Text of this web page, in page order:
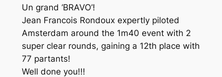
Un grand ‘BRAVO’!
Jean Francois Rondoux expertly piloted
Amsterdam around the 1m40 event with 2
super clear rounds, gaining a 12th place with
77 partants!
Well done you!!!